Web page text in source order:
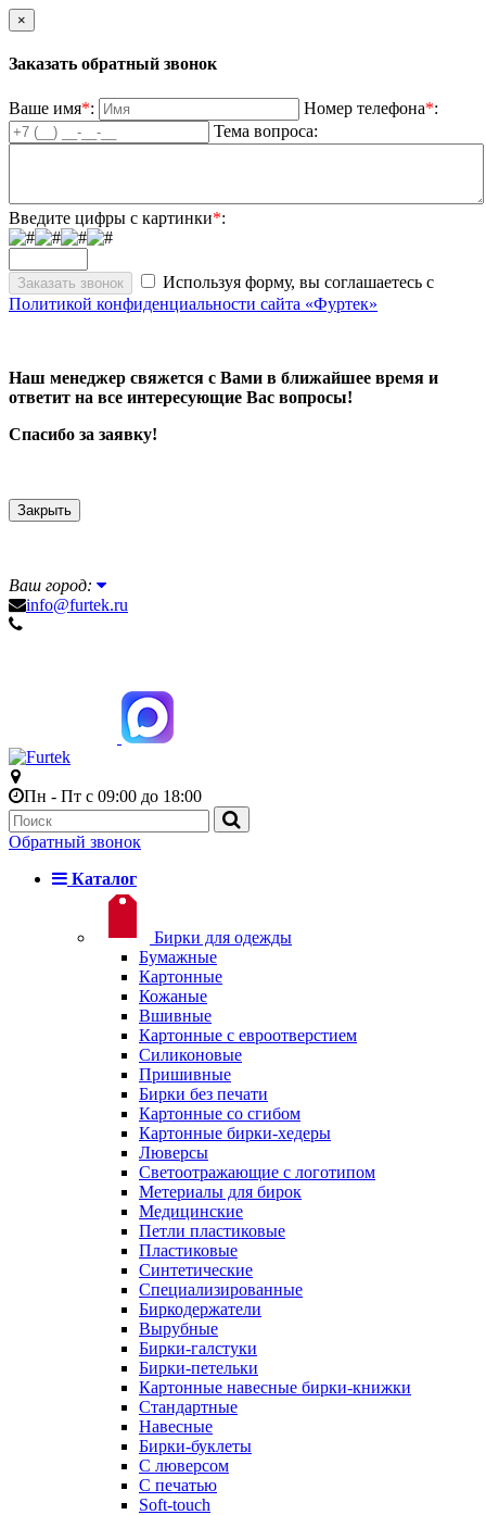
×
Заказать обратный звонок
Ваше имя*: Номер телефона*:
Тема вопроса:
Введите цифры с картинки*:
Используя форму, вы соглашаетесь с
Политикой конфиденциальности сайта «Фуртек»
Наш менеджер свяжется с Вами в ближайшее время и
ответит на все интересующие Вас вопросы!
Спасибо за заявку!
Закрыть
Ваш город:
info@furtek.ru
Пн - Пт с 09:00 до 18:00
Обратный звонок
Каталог
Бирки для одежды
Бумажные
Картонные
Кожаные
Вшивные
Картонные с евроотверстием
Силиконовые
Пришивные
Бирки без печати
Картонные со сгибом
Картонные бирки-хедеры
Люверсы
Светоотражающие с логотипом
Метериалы для бирок
Медицинские
Петли пластиковые
Пластиковые
Синтетические
Специализированные
Биркодержатели
Вырубные
Бирки-галстуки
Бирки-петельки
Картонные навесные бирки-книжки
Стандартные
Навесные
Бирки-буклеты
С люверсом
С печатью
Soft-touch